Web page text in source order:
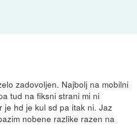
zadovoljen. Najbolj na mobilni
tud na fiksni strani mi ni
je hd je kul sd pa itak ni. Jaz
nobene razlike razen na